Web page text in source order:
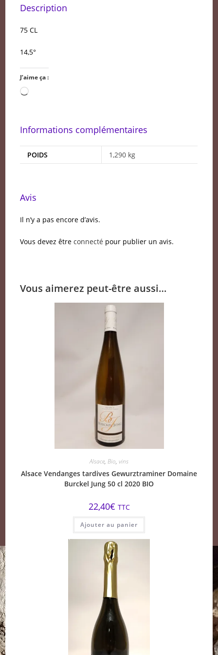
Description
75 CL
14,5°
J’aime ça :
Chargement…
Informations complémentaires
POIDS 1,290 kg
Avis
Il n’y a pas encore d’avis.
Vous devez êtreconnecté pour publier un avis.
Vous aimerez peut-être aussi…
Alsace, Bio, vins
Alsace Vendanges tardives Gewurztraminer Domaine
Burckel Jung 50 cl 2020 BIO
22,40€ TTC
Ajouter au panier